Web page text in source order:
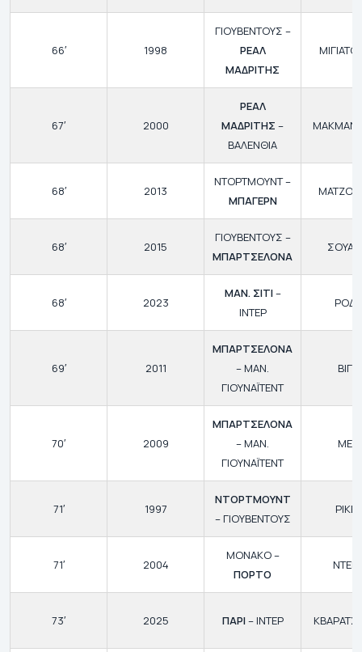
66′ 1998
ΓΙΟΥΒΕΝΤΟΥΣ –
ΡΕΑΛ
ΜΑΔΡΙΤΗΣ
67′ 2000
ΡΕΑΛ
ΜΑΔΡΙΤΗΣ –
ΒΑΛΕΝΘΙΑ
68′ 2013
ΝΤΟΡΤΜΟΥΝΤ –
ΜΠΑΓΕΡΝ
68′ 2015
ΓΙΟΥΒΕΝΤΟΥΣ –
ΜΠΑΡΤΣΕΛΟΝΑ
68′ 2023
ΜΑΝ. ΣΙΤΙ–
ΙΝΤΕΡ
69′ 2011
ΜΠΑΡΤΣΕΛΟΝΑ
– ΜΑΝ.
ΓΙΟΥΝΑΪΤΕΝΤ
ΒΙΓΙΑ
70′ 2009
ΜΠΑΡΤΣΕΛΟΝΑ
– ΜΑΝ.
ΓΙΟΥΝΑΪΤΕΝΤ
ΜΕΣΙ
71′ 1997
ΝΤΟΡΤΜΟΥΝΤ
– ΓΙΟΥΒΕΝΤΟΥΣ
71′ 2004
ΜΟΝΑΚΟ –
ΠΟΡΤΟ
73′ 2025 ΠΑΡΙ– ΙΝΤΕΡ